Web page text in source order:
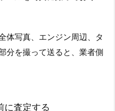
体写真、エンジン周辺、タ
分を撮って送ると、業者側
に査定する